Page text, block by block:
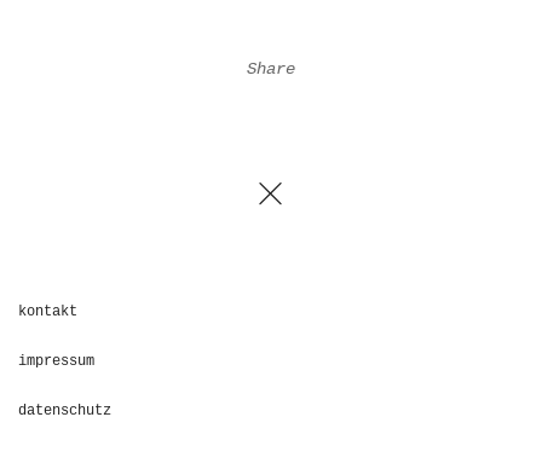
Share
kontakt
impressum
datenschutz